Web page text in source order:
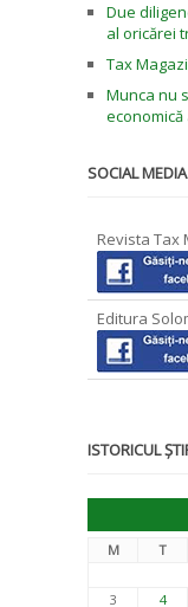
Due
al oricărei
Tax
Munca nu
SOCIAL MEDIA
Revista Tax
Editura
ISTORICUL
M
T
3
4